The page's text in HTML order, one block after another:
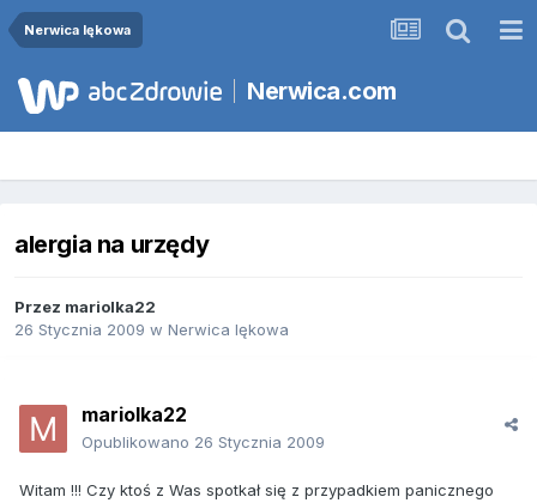
Nerwica lękowa
Nerwica.com
alergia na urzędy
Przez mariolka22
26 Stycznia 2009 w Nerwica lękowa
mariolka22
Opublikowano 26 Stycznia 2009
Witam !!! Czy ktoś z Was spotkał się z przypadkiem panicznego